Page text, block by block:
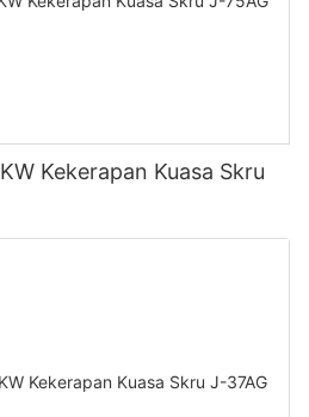
Kekerapan Kuasa Skru